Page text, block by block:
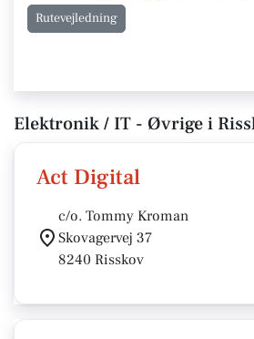
Rutevejledning
Elektronik / IT - Øvrige i
Act Digital
c/o. Tommy Kroman
Skovagervej 37
8240 Risskov